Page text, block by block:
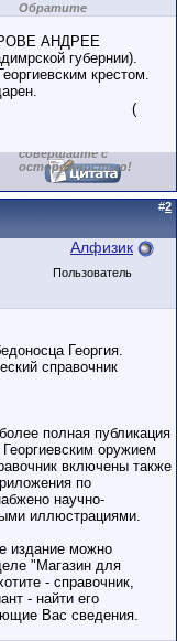
Обратите
внимание на
маленький стаж
пользователя на
этом форуме.
Сделки с
пользователями,
обладающими
совершайте с
осторожностью!
АНДРЕЕ
губернии).
крестом.
(
#2
Алфизик
Пользователь
Георгия.
справочник
полная публикация
оружием
включены также
по
научно-
иллюстрациями.
издание можно
"Магазин для
- справочник,
- найти его
Вас сведения.